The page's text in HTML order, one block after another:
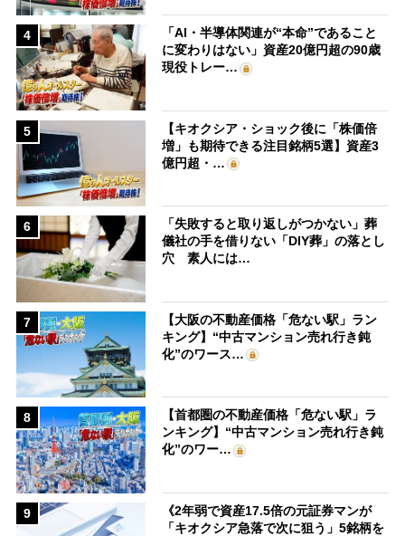
4
「AI・半導体関連が“本命”であること
に変わりはない」資産20億円超の90歳
現役トレー…
5
【キオクシア・ショック後に「株価倍
増」も期待できる注目銘柄5選】資産3
億円超・…
6
「失敗すると取り返しがつかない」葬
儀社の手を借りない「DIY葬」の落とし
穴 素人には…
7
【大阪の不動産価格「危ない駅」ラン
キング】“中古マンション売れ行き鈍
化”のワース…
8
【首都圏の不動産価格「危ない駅」ラ
ンキング】“中古マンション売れ行き鈍
化”のワー…
9
《2年弱で資産17.5倍の元証券マンが
「キオクシア急落で次に狙う」5銘柄を